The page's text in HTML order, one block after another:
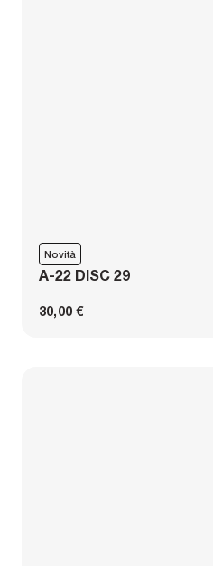
Novità
A-22 DISC 29
30,00 €